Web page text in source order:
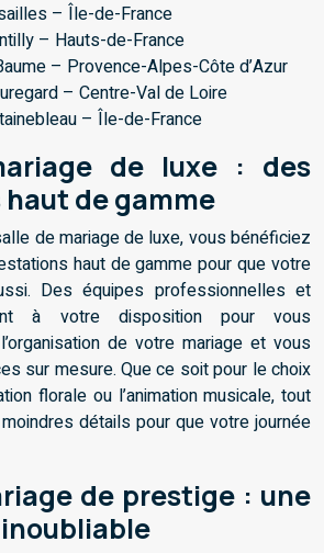
– Île-de-France
– Hauts-de-France
– Provence-Alpes-Côte d’Azur
– Centre-Val de Loire
– Île-de-France
de luxe : des
de gamme
de mariage de luxe, vous bénéficiez
haut de gamme pour que votre
Des équipes professionnelles et
à votre disposition pour vous
de votre mariage et vous
sur mesure. Que ce soit pour le choix
florale ou l’animation musicale, tout
détails pour que votre journée
de prestige : une